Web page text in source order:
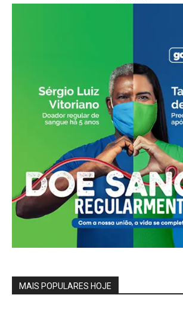
MAIS POPULARES HOJE